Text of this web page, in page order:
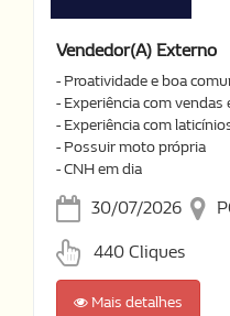
Vendedor(a) Externo
- Proatividade e boa
- Experiência com
- Experiência com
- Possuir moto própria
- CNH em dia
30/07/2026
440 Cliques
Mais detalhes